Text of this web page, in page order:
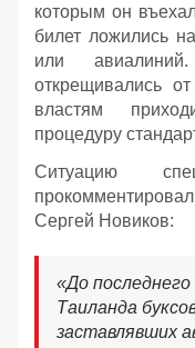
которым он
билет ложились
или авиалиний.
открещивались
властям
процедуру
Ситуацию
Сергей Новиков:
«До
Таиланда
заставлявших